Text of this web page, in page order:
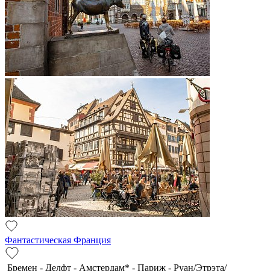
Фантастическая Франция
Бремен - Делфт - Амстердам* - Париж - Руан/Этрэта/